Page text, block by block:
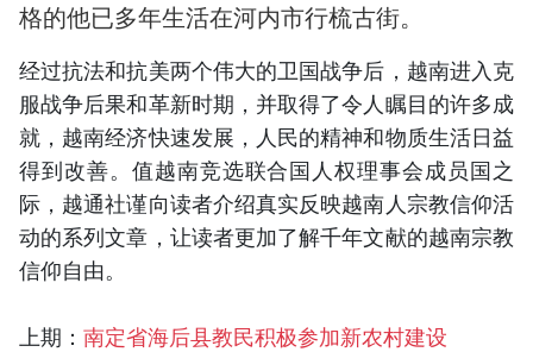
格的他已多年生活在河内市行梳古街。
经过抗法和抗美两个伟大的卫国战争后，越南进入克
服战争后果和革新时期，并取得了令人瞩目的许多成
就，越南经济快速发展，人民的精神和物质生活日益
得到改善。值越南竞选联合国人权理事会成员国之
际，越通社谨向读者介绍真实反映越南人宗教信仰活
动的系列文章，让读者更加了解千年文献的越南宗教
信仰自由。
上期： 南定省海后县教民积极参加新农村建设